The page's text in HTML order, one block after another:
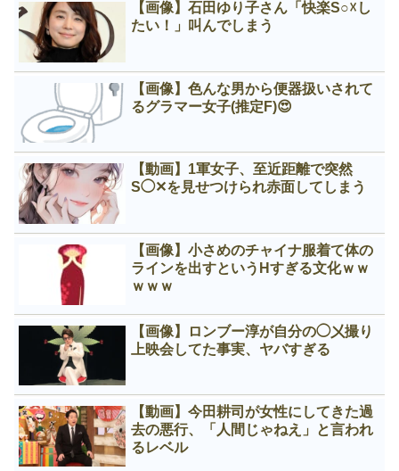
【画像】石田ゆり子さん「快楽S○☓し
たい！」叫んでしまう
【画像】色んな男から便器扱いされて
るグラマー女子(推定F)😍
【動画】1軍女子、至近距離で突然
S◯✕を見せつけられ赤面してしまう
【画像】小さめのチャイナ服着て体の
ラインを出すというНすぎる文化ｗｗ
ｗｗｗ
【画像】ロンブー淳が自分の◯㐅撮り
上映会してた事実、ヤバすぎる
【動画】今田耕司が女性にしてきた過
去の悪行、「人間じゃねえ」と言われ
るレベル